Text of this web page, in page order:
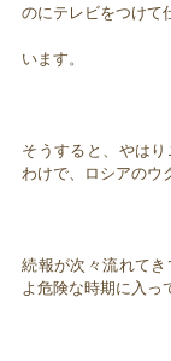
のにテレビをつけて
います。
そうすると、やは
わけで、ロシアのウ
続報が次々流れて
よ危険な時期に入っ